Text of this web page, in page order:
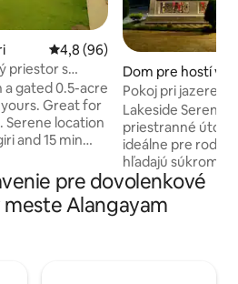
Priemerné ohodnotenie 4,8
4,8 (96)
priestor s
+ klimatizácia
a gated 0.5-acre
Great for
and 15 min
trees - CCTV
- Sunrise
Wi-Fi + 4G
Dom pre hostí v
our
Pokoj pri jazere
Lakeside
priestranné
ideálne pre
hľadajú súkromie
obklopený
izby a rozsiahle
určené na
pre dovolenkové
Alangayam